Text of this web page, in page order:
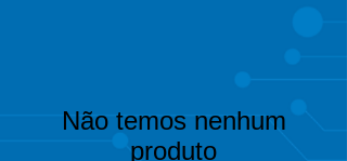
Não temos nenhum
produto